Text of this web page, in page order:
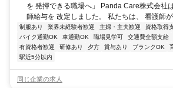
を 発揮できる職場へ」 Panda Care株式会社
師給与を 改定しました。 私たちは、 看護師
制服あり 業界未経験者歓迎 主婦・主夫歓迎 資格取得
バイク通勤OK
車通勤OK 職場見学可 交通費全額支給
有資格者歓迎
研修あり 夕方 賞与あり ブランクOK
駅近5分以内
同じ企業の求人